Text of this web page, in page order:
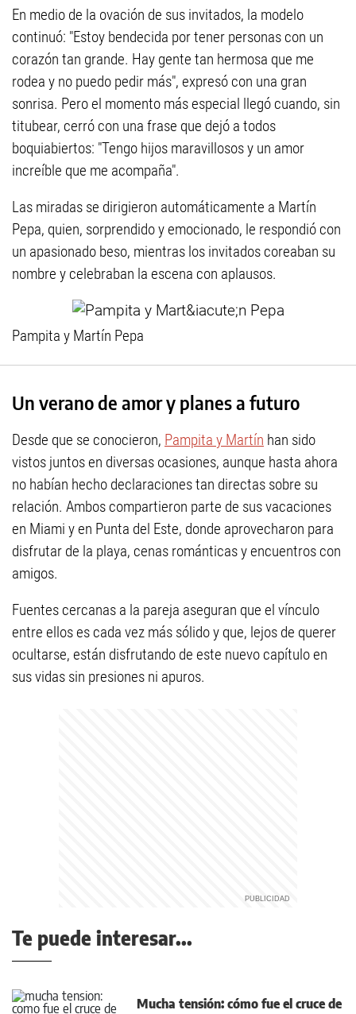
En medio de la ovación de sus invitados, la modelo
continuó: "Estoy bendecida por tener personas con un
corazón tan grande. Hay gente tan hermosa que me
rodea y no puedo pedir más", expresó con una gran
sonrisa. Pero el momento más especial llegó cuando, sin
titubear, cerró con una frase que dejó a todos
boquiabiertos: "Tengo hijos maravillosos y un amor
increíble que me acompaña".
Las miradas se dirigieron automáticamente a Martín
Pepa, quien, sorprendido y emocionado, le respondió con
un apasionado beso, mientras los invitados coreaban su
nombre y celebraban la escena con aplausos.
Pampita y Martín Pepa
Un verano de amor y planes a futuro
Desde que se conocieron, Pampita y Martín han sido
vistos juntos en diversas ocasiones, aunque hasta ahora
no habían hecho declaraciones tan directas sobre su
relación. Ambos compartieron parte de sus vacaciones
en Miami y en Punta del Este, donde aprovecharon para
disfrutar de la playa, cenas románticas y encuentros con
amigos.
Fuentes cercanas a la pareja aseguran que el vínculo
entre ellos es cada vez más sólido y que, lejos de querer
ocultarse, están disfrutando de este nuevo capítulo en
sus vidas sin presiones ni apuros.
Te puede interesar...
Mucha tensión: cómo fue el cruce de